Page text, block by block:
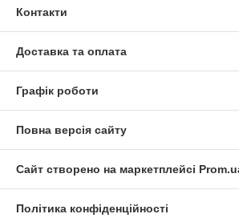
Контакти
Доставка та оплата
Графік роботи
Повна версія сайту
Сайт створено на маркетплейсі
Політика конфіденційності